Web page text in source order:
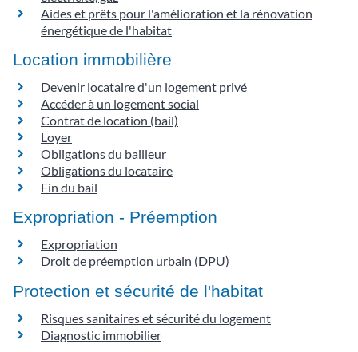
Aides et prêts pour l'amélioration et la rénovation
énergétique de l'habitat
Location immobilière
Devenir locataire d'un logement privé
Accéder à un logement social
Contrat de location (bail)
Loyer
Obligations du bailleur
Obligations du locataire
Fin du bail
Expropriation - Préemption
Expropriation
Droit de préemption urbain (DPU)
Protection et sécurité de l'habitat
Risques sanitaires et sécurité du logement
Diagnostic immobilier